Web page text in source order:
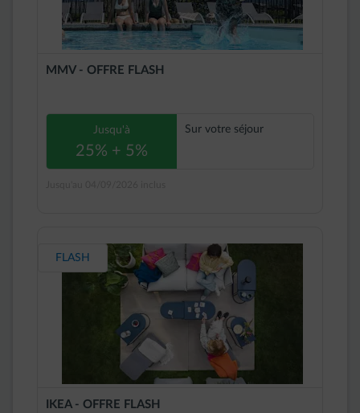
MMV - OFFRE FLASH
Jusqu'à
25% + 5%
Sur votre séjour
FLASH
IKEA - OFFRE FLASH